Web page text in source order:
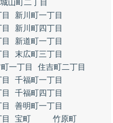
城山町二丁目
新川町一丁目
新川町四丁目
新道町一丁目
末広町三丁目
一丁目
住吉町二丁目
千福町一丁目
千福町四丁目
善明町一丁目
宝町
竹原町